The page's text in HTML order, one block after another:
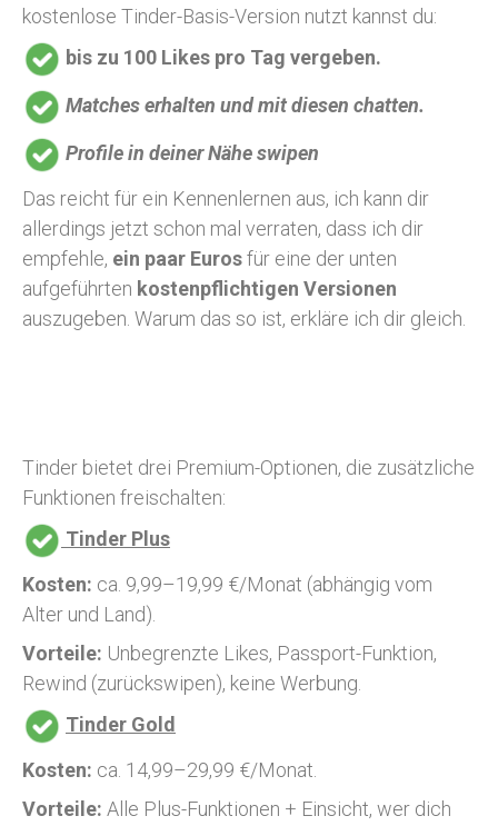
kostenlose Tinder-Basis-Version nutzt kannst du:
bis zu 100 Likes pro Tag vergeben.
Matches erhalten und mit diesen chatten.
Profile in deiner Nähe swipen
Das reicht für ein Kennenlernen aus, ich kann dir
allerdings jetzt schon mal verraten, dass ich dir
empfehle, ein paar Eurosfür eine der unten
aufgeführten kostenpflichtigen Versionen
auszugeben. Warum das so ist, erkläre ich dir gleich.
Tinder bietet drei Premium-Optionen, die zusätzliche
Funktionen freischalten:
Tinder Plus
Kosten: ca. 9,99–19,99 €/Monat (abhängig vom
Alter und Land).
Vorteile: Unbegrenzte Likes, Passport-Funktion,
Rewind (zurückswipen), keine Werbung.
Tinder Gold
Kosten: ca. 14,99–29,99 €/Monat.
Vorteile: Alle Plus-Funktionen + Einsicht, wer dich